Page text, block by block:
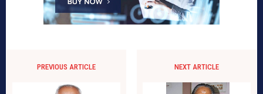
PREVIOUS ARTICLE NEXT ARTICLE